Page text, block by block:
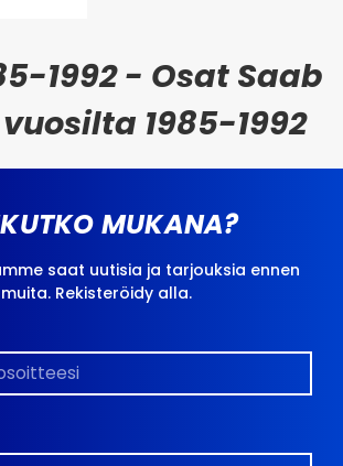
1992 - Osat Saab
1985-1992
MUKANA?
saat uutisia ja tarjouksia ennen
muita. Rekisteröidy alla.